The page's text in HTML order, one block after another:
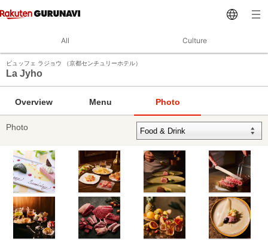
All Culture
ビュッフェ ラジョウ （京都センチュリーホテル）
La Jyho
Overview Menu Photo
Photo